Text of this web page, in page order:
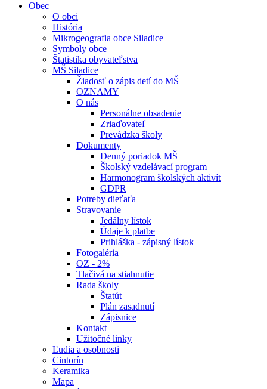
Obec
O obci
História
Mikrogeografia obce Siladice
Symboly obce
Štatistika obyvateľstva
MŠ Siladice
Žiadosť o zápis detí do MŠ
OZNAMY
O nás
Personálne obsadenie
Zriaďovateľ
Prevádzka školy
Dokumenty
Denný poriadok MŠ
Školský vzdelávací program
Harmonogram školských aktivít
GDPR
Potreby dieťaťa
Stravovanie
Jedálny lístok
Údaje k platbe
Prihláška - zápisný lístok
Fotogaléria
OZ - 2%
Tlačivá na stiahnutie
Rada školy
Štatút
Plán zasadnutí
Zápisnice
Kontakt
Užitočné linky
Ľudia a osobnosti
Cintorín
Keramika
Mapa